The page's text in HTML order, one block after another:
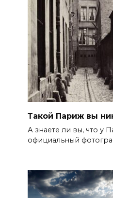
Такой Париж вы
А знаете ли вы, что у
официальный